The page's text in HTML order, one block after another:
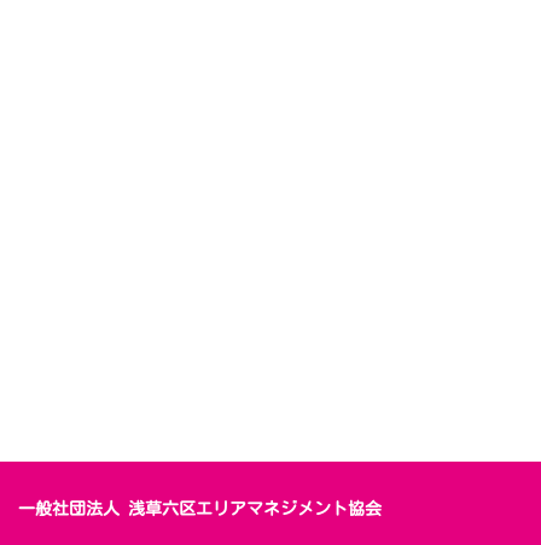
一般社団法人 浅草六区エリアマネジメント協会